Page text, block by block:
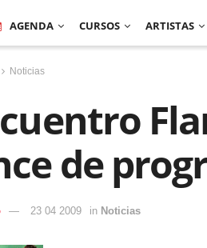
AGENDA CURSOS ARTISTAS
Noticias
de
23 04 2009 in Noticias